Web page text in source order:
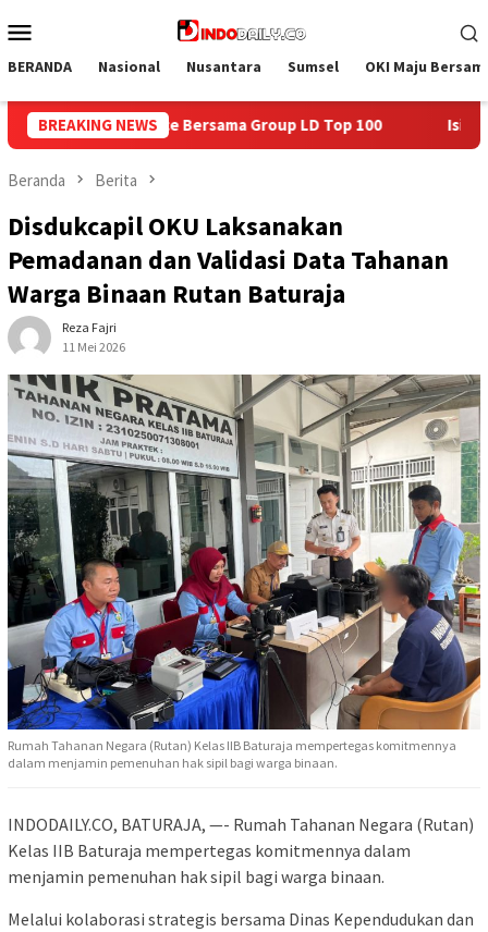
ke
Mobile
BERANDA Nasional Nusantara Sumsel OKI Maju
BREAKING NEWS
LD Top 100 Isi Kemerdekaan dengan Kepedulian,
Beranda Berita
Disdukcapil OKU Laksanakan
Pemadanan dan Validasi Data Tahanan
Warga Binaan Rutan Baturaja
Reza Fajri
11 Mei 2026
Rumah Tahanan Negara (Rutan) Kelas IIB Baturaja mempertegas komitmennya
dalam menjamin pemenuhan hak sipil bagi warga binaan.
INDODAILY.CO, BATURAJA, —- Rumah Tahanan Negara (Rutan)
Kelas IIB Baturaja mempertegas komitmennya dalam
menjamin pemenuhan hak sipil bagi warga binaan.
Melalui kolaborasi strategis bersama Dinas Kependudukan dan